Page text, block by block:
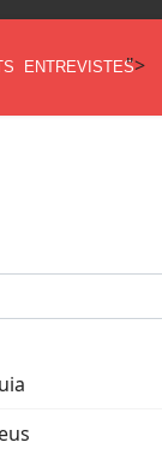
ENTREVISTES">